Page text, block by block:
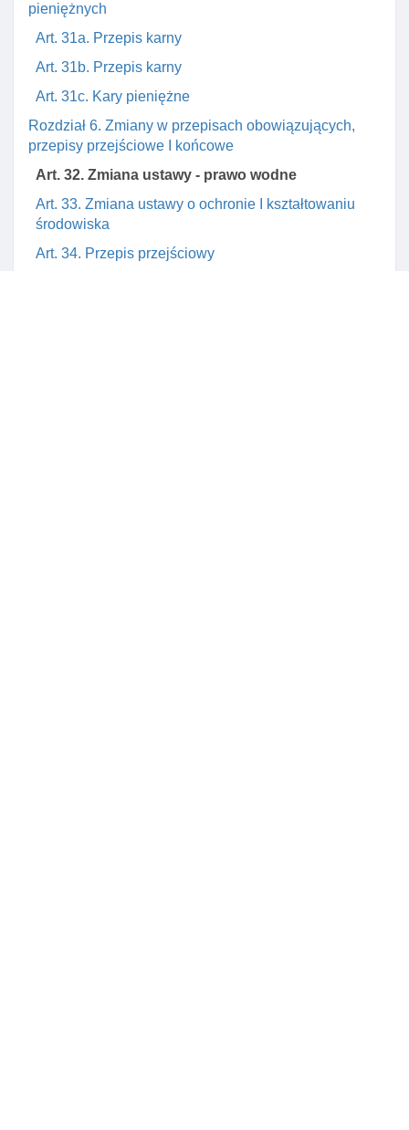
pieniężnych
Art. 31a. Przepis karny
Art. 31b. Przepis karny
Art. 31c. Kary pieniężne
Rozdział 6. Zmiany w przepisach obowiązujących,
przepisy przejściowe I końcowe
Art. 32. Zmiana ustawy - prawo wodne
Art. 33. Zmiana ustawy o ochronie I kształtowaniu
środowiska
Art. 34. Przepis przejściowy